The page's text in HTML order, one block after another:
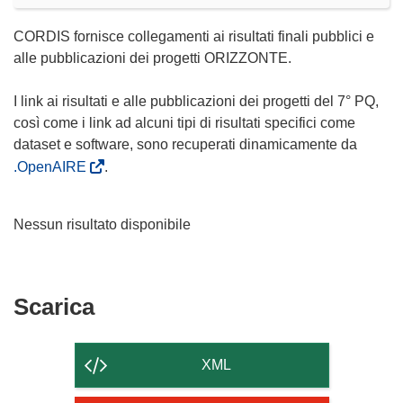
CORDIS fornisce collegamenti ai risultati finali pubblici e
alle pubblicazioni dei progetti ORIZZONTE.
I link ai risultati e alle pubblicazioni dei progetti del 7° PQ,
così come i link ad alcuni tipi di risultati specifici come
dataset e software, sono recuperati dinamicamente da
.OpenAIRE
.
Nessun risultato disponibile
ScaricaScarica
contenuto
della
XML